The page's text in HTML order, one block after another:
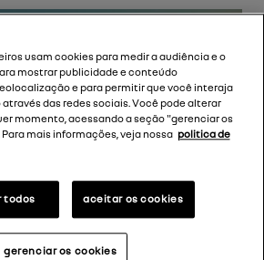
perfil
local de entrega
usam cookies para medir a audiência e o
mostrar publicidade e conteúdo
e para permitir que você interaja
das redes sociais. Você pode alterar
momento, acessando a seção "gerenciar os
mais informações, veja nossa politica de
todos aceitar os cookies
gerenciar os cookies